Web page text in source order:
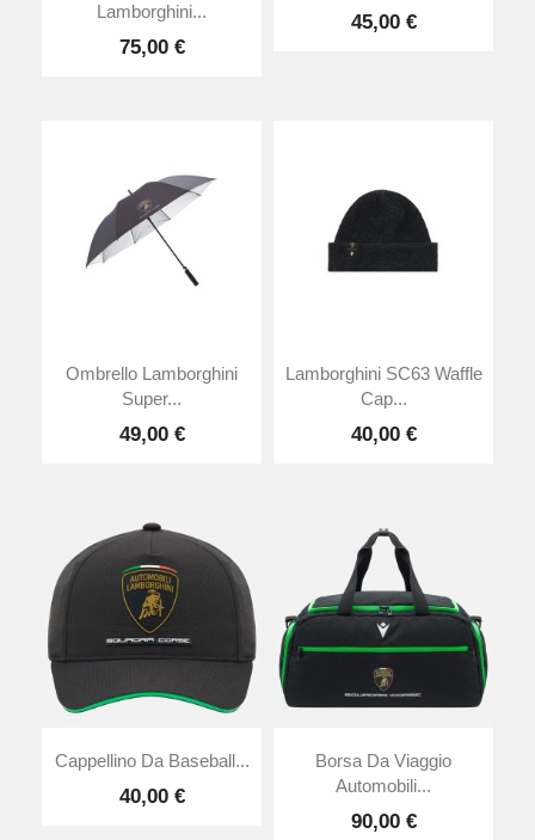
Lamborghini...
75,00 €
45,00 €
Ombrello Lamborghini
Super...
49,00 €
Lamborghini SC63 Waffle
Cap...
40,00 €
Cappellino Da Baseball...
40,00 €
Borsa Da Viaggio
Automobili...
90,00 €